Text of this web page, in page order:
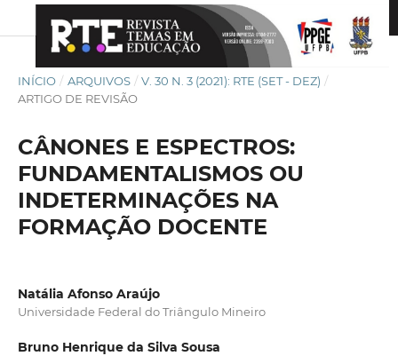
INÍCIO / ARQUIVOS / V. 30 N. 3 (2021): RTE (SET - DEZ) /
ARTIGO DE REVISÃO
CÂNONES E ESPECTROS:
FUNDAMENTALISMOS OU
INDETERMINAÇÕES NA
FORMAÇÃO DOCENTE
Natália Afonso Araújo
Universidade Federal do Triângulo Mineiro
Bruno Henrique da Silva Sousa